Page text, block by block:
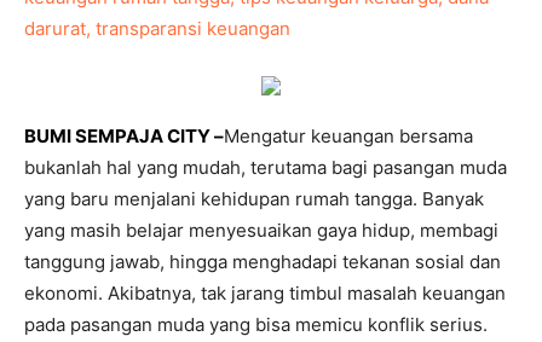
BUMI SEMPAJA CITY –Mengatur keuangan bersama
bukanlah hal yang mudah, terutama bagi pasangan muda
yang baru menjalani kehidupan rumah tangga. Banyak
yang masih belajar menyesuaikan gaya hidup, membagi
tanggung jawab, hingga menghadapi tekanan sosial dan
ekonomi. Akibatnya, tak jarang timbul masalah keuangan
pada pasangan muda yang bisa memicu konflik serius.